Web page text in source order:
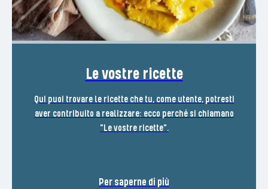
Le vostre ricette
Qui puoi trovare le ricette che tu, come utente, potresti
aver contribuito a realizzare: ecco perché si chiamano
"Le vostre ricette".
Per saperne di più